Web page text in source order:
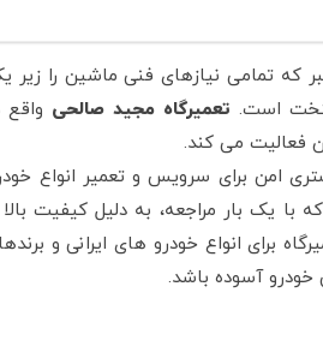
که تمامی نیازهای فنی ماشین را
است. تعمیرگاه مجید صالحی
فعالیت می کند.
امن برای سرویس و تعمیر انواع
با یک بار مراجعه، به دلیل کیفیت
برای انواع خودرو های ایرانی و
خودرو آسوده باشد.